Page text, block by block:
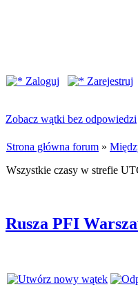
Zaloguj
Zarejestruj
Zobacz wątki bez odpowiedzi
Strona główna forum »
Wszystkie czasy w strefie
Rusza PFI